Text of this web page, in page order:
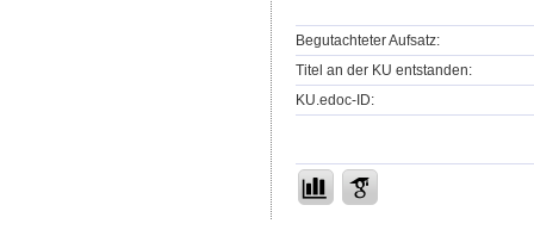
Begutachteter Aufsatz:
Titel an der KU entstanden:
KU.edoc-ID: